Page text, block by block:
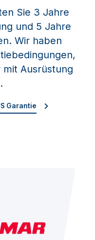
Sie 3 Jahre
und 5 Jahre
Wir haben
Ausrüstung
Garantie